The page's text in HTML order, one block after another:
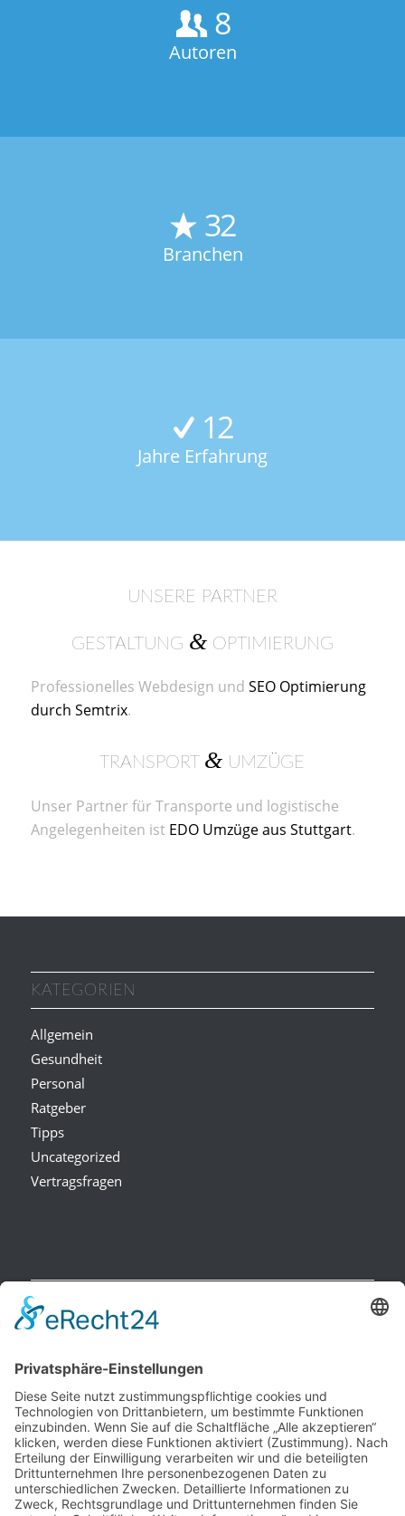
8
Autoren
32
Branchen
12
Jahre Erfahrung
UNSERE PARTNER
GESTALTUNG &OPTIMIERUNG
Professionelles Webdesign und SEO Optimierung
durch Semtrix.
TRANSPORT & UMZÜGE
Unser Partner für Transporte und logistische
Angelegenheiten ist EDO Umzüge aus Stuttgart.
KATEGORIEN
Allgemein
Gesundheit
Personal
Ratgeber
Tipps
Uncategorized
Vertragsfragen
NEUESTE BEITRÄGE
Finanzierungslücken entlarvt: So vermeiden Sie teure
Überraschungen bei Immobilieninvestitionen
Wie Ihr Unternehmen mit cleverer Ressourcenschonung
Betriebskosten spürbar senkt